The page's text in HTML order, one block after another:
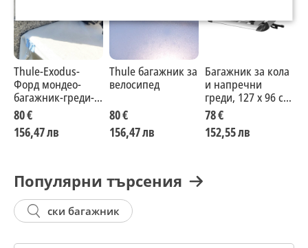
Thule-Exodus-
Форд мондео-
багажник-греди-
релси-трегери-
автобокс
80 €
156,47 лв
Thule багажник за
велосипед
80 €
156,47 лв
Багажник за кола
и напречни
греди, 127 х 96 см,
сив
78 €
152,55 лв
Популярни търсения
ски багажник